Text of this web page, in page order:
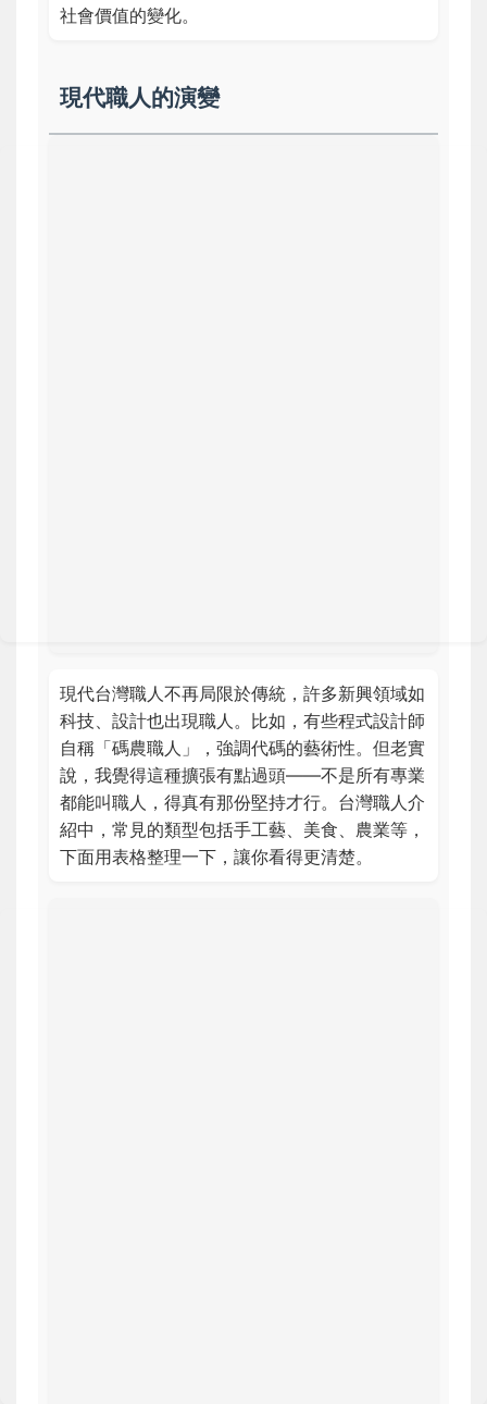
社會價值的變化。
現代職人的演變
現代台灣職人不再局限於傳統，許多新興領域如
科技、設計也出現職人。比如，有些程式設計師
自稱「碼農職人」，強調代碼的藝術性。但老實
說，我覺得這種擴張有點過頭——不是所有專業
都能叫職人，得真有那份堅持才行。台灣職人介
紹中，常見的類型包括手工藝、美食、農業等，
下面用表格整理一下，讓你看得更清楚。